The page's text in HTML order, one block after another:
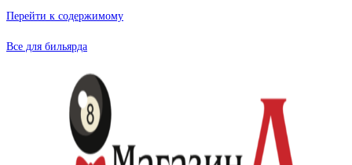
Перейти к содержимому
Все для бильярда